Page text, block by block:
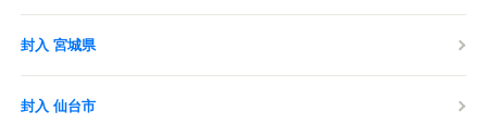
封入 宮城県
封入 仙台市